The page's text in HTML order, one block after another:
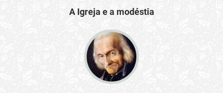
A Igreja e a modéstia